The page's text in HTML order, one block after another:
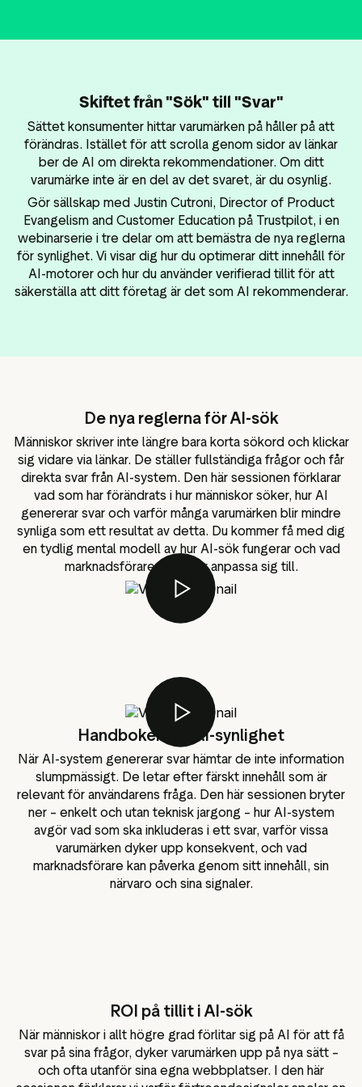
Skiftet från "Sök" till "Svar"
Sättet konsumenter hittar varumärken på håller på att
förändras. Istället för att scrolla genom sidor av länkar
ber de AI om direkta rekommendationer. Om ditt
varumärke inte är en del av det svaret, är du osynlig.
Gör sällskap med Justin Cutroni, Director of Product
Evangelism and Customer Education på Trustpilot, i en
webinarserie i tre delar om att bemästra de nya reglerna
för synlighet. Vi visar dig hur du optimerar ditt innehåll för
AI-motorer och hur du använder verifierad tillit för att
säkerställa att ditt företag är det som AI rekommenderar.
De nya reglerna för AI-sök
Människor skriver inte längre bara korta sökord och klickar
sig vidare via länkar. De ställer fullständiga frågor och får
direkta svar från AI-system. Den här sessionen förklarar
vad som har förändrats i hur människor söker, hur AI
genererar svar och varför många varumärken blir mindre
synliga som ett resultat av detta. Du kommer få med dig
en tydlig mental modell av hur AI-sök fungerar och vad
marknadsförare behöver anpassa sig till.
Handboken för AI-synlighet
När AI-system genererar svar hämtar de inte information
slumpmässigt. De letar efter färskt innehåll som är
relevant för användarens fråga. Den här sessionen bryter
ner – enkelt och utan teknisk jargong – hur AI-system
avgör vad som ska inkluderas i ett svar, varför vissa
varumärken dyker upp konsekvent, och vad
marknadsförare kan påverka genom sitt innehåll, sin
närvaro och sina signaler.
ROI på tillit i AI-sök
När människor i allt högre grad förlitar sig på AI för att få
svar på sina frågor, dyker varumärken upp på nya sätt –
och ofta utanför sina egna webbplatser. I den här